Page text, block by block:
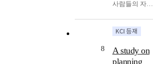
because the
institutions
focus on the
main points
are
experiencing
사람들의 자발
해 만들어진
퓨테이션 게임
8
A study on
planning